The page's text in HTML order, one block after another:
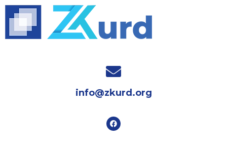
info@zkurd.org